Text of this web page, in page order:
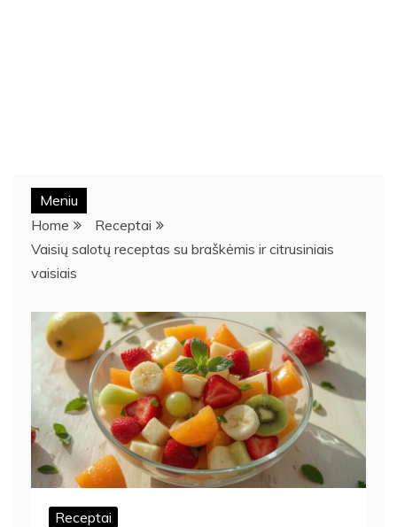
Meniu
Home
Receptai
Vaisių salotų receptas su braškėmis ir citrusiniais
vaisiais
Receptai